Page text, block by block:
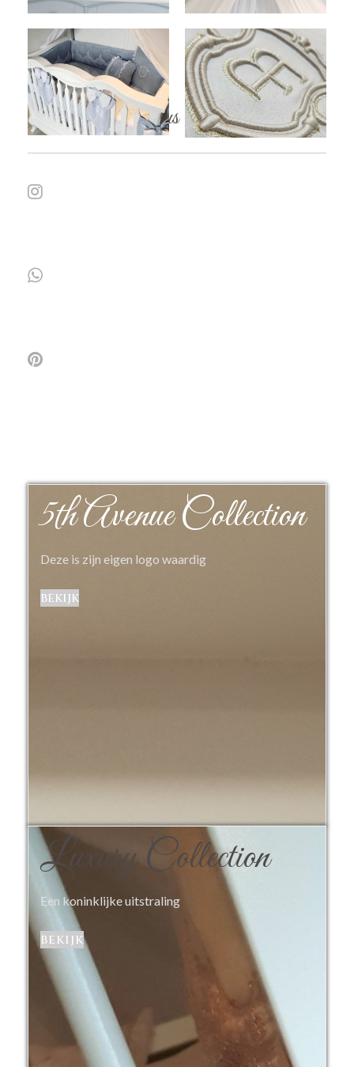
Follow / Share us
5th Avenue Collection
Deze is zijn eigen logo waardig
bekijk
Luxury Collection
Een koninklijke uitstraling
bekijk